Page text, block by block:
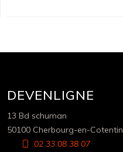
DEVENLIGNE
13 Bd schuman
50100 Cherbourg-en-Cotentin
02 33 08 38 07